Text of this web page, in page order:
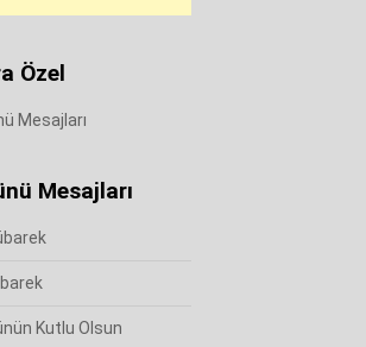
Özel
Mesajları
Mesajları
Kutlu Olsun